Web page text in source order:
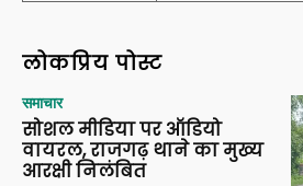
लोकप्रिय पोस्ट
समाचार
सोशल मीडिया पर ऑडियो
वायरल, राजगढ़ थाने का मुख्य
आरक्षी निलंबित